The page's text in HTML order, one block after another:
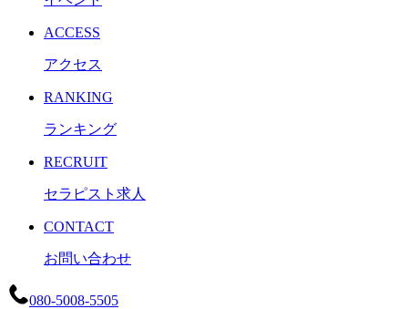
ACCESS
アクセス
RANKING
ランキング
RECRUIT
セラピスト求人
CONTACT
お問い合わせ
080-5008-5505